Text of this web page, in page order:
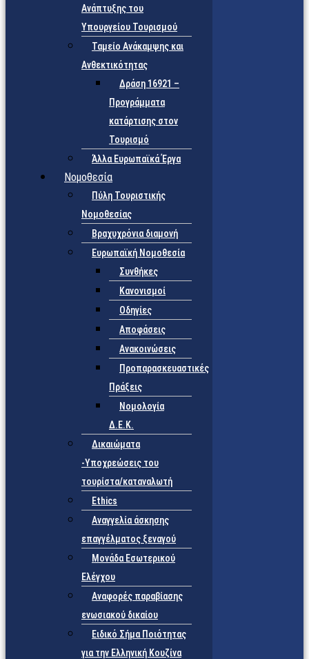
Ανάπτυξης του
Υπουργείου Τουρισμού
Ταμείο Ανάκαμψης και
Ανθεκτικότητας
Δράση 16921 –
Προγράμματα
κατάρτισης στον
Τουρισμό
Άλλα Ευρωπαϊκά Έργα
Νομοθεσία
Πύλη Τουριστικής
Νομοθεσίας
Βραχυχρόνια διαμονή
Ευρωπαϊκή Νομοθεσία
Συνθήκες
Κανονισμοί
Οδηγίες
Αποφάσεις
Ανακοινώσεις
Προπαρασκευαστικές
Πράξεις
Νομολογία
Δ.Ε.Κ.
Δικαιώματα
-Υποχρεώσεις του
τουρίστα/καταναλωτή
Ethics
Αναγγελία άσκησης
επαγγέλματος ξεναγού
Μονάδα Εσωτερικού
Ελέγχου
Αναφορές παραβίασης
ενωσιακού δικαίου
Ειδικό Σήμα Ποιότητας
για την Ελληνική Κουζίνα